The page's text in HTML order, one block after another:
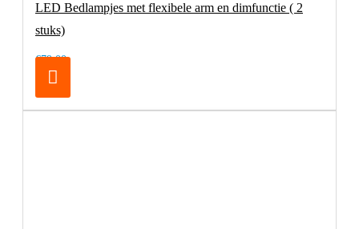
LED Bedlampjes met flexibele arm en dimfunctie ( 2
stuks)
€79,00